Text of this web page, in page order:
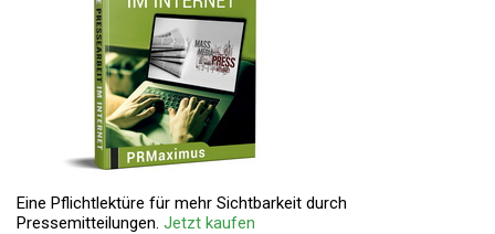
Eine Pflichtlektüre für mehr Sichtbarkeit durch
Pressemitteilungen. Jetzt kaufen